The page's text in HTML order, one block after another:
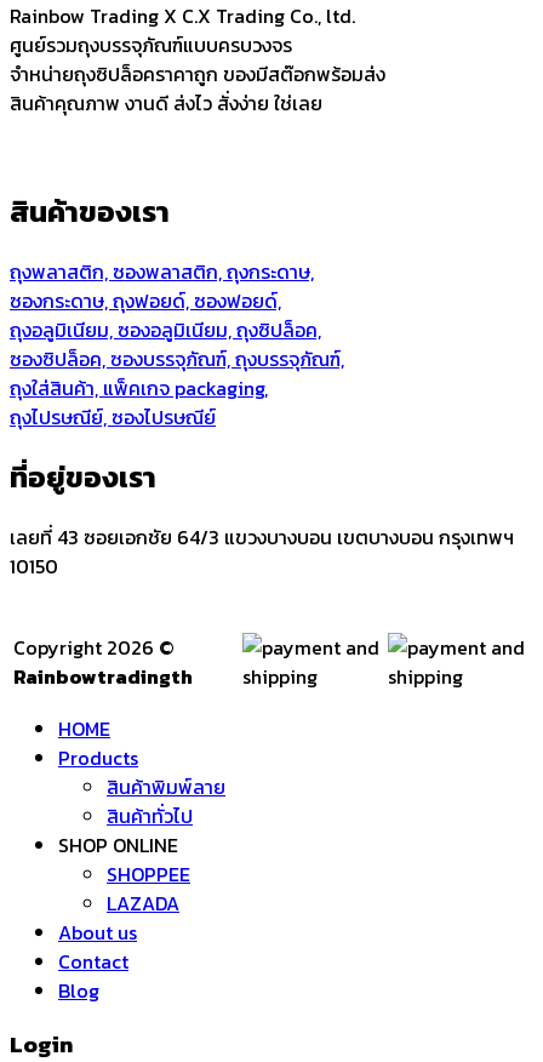
Rainbow Trading X C.X Trading Co., ltd.
ศูนย์รวมถุงบรรจุภัณฑ์แบบครบวงจร
จำหน่ายถุงซิปล็อคราคาถูก ของมีสต๊อกพร้อมส่ง
สินค้าคุณภาพ งานดี ส่งไว สั่งง่าย ใช่เลย
สินค้าของเรา
ถุงพลาสติก, ซองพลาสติก, ถุงกระดาษ,
ซองกระดาษ, ถุงฟอยด์, ซองฟอยด์,
ถุงอลูมิเนียม, ซองอลูมิเนียม, ถุงซิปล็อค,
ซองซิปล็อค, ซองบรรจุภัณฑ์, ถุงบรรจุภัณฑ์,
ถุงใส่สินค้า, แพ็คเกจ packaging,
ถุงไปรษณีย์, ซองไปรษณีย์
ที่อยู่ของเรา
เลยที่ 43 ซอยเอกชัย 64/3 แขวงบางบอน เขตบางบอน กรุงเทพฯ
10150
Copyright 2026 ©
Rainbowtradingth
HOME
Products
สินค้าพิมพ์ลาย
สินค้าทั่วไป
SHOP ONLINE
SHOPPEE
LAZADA
About us
Contact
Blog
Login